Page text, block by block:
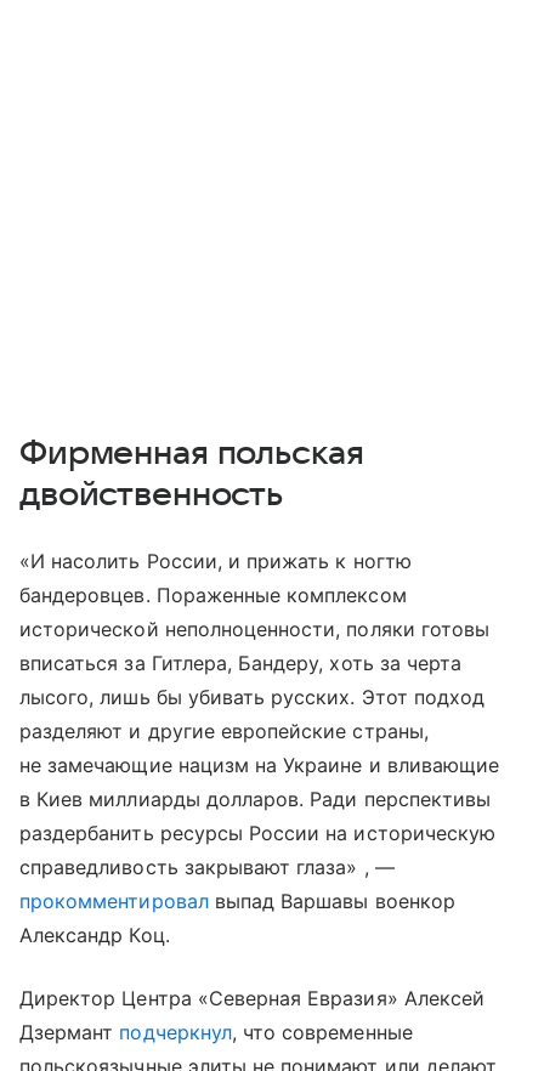
Фирменная польская
двойственность
«И насолить России, и прижать к ногтю
бандеровцев. Пораженные комплексом
исторической неполноценности, поляки готовы
вписаться за Гитлера, Бандеру, хоть за черта
лысого, лишь бы убивать русских. Этот подход
разделяют и другие европейские страны,
не замечающие нацизм на Украине и вливающие
в Киев миллиарды долларов. Ради перспективы
раздербанить ресурсы России на историческую
справедливость закрывают глаза» , —
прокомментировалвыпад Варшавы военкор
Александр Коц.
Директор Центра «Северная Евразия» Алексей
Дзермант подчеркнул, что современные
польскоязычные элиты не понимают или делают